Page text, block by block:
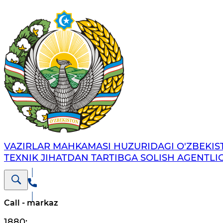
VAZIRLAR MAHKAMASI HUZURIDAGI
TEXNIK JIHATDAN TARTIBGA SOLISH
Call - markaz